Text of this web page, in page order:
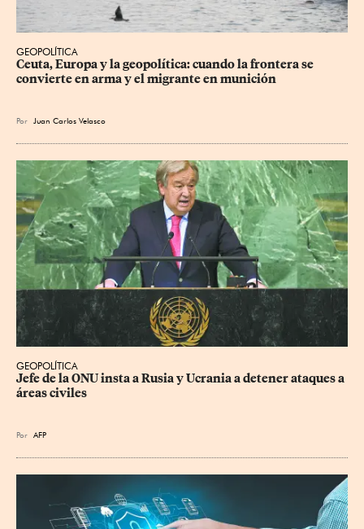
GEOPOLÍTICA
Ceuta, Europa y la geopolítica: cuando la frontera se
convierte en arma y el migrante en munición
Por Juan Carlos Velasco
GEOPOLÍTICA
Jefe de la ONU insta a Rusia y Ucrania a detener ataques a
áreas civiles
Por AFP